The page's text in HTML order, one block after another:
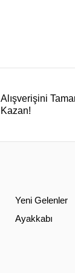
Alışverişini
Kazan!
Yeni Gelenler
Ayakkabı